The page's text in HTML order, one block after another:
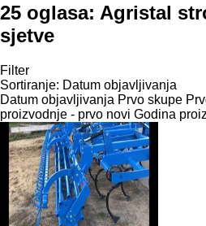
25 oglasa: Agristal
sjetve
Filter
Sortiranje: Datum objavljivanja
Datum objavljivanja Prvo skupe
proizvodnje - prvo novi Godina